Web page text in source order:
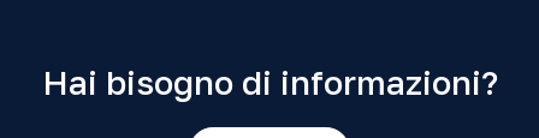
Hai bisogno di informazioni?